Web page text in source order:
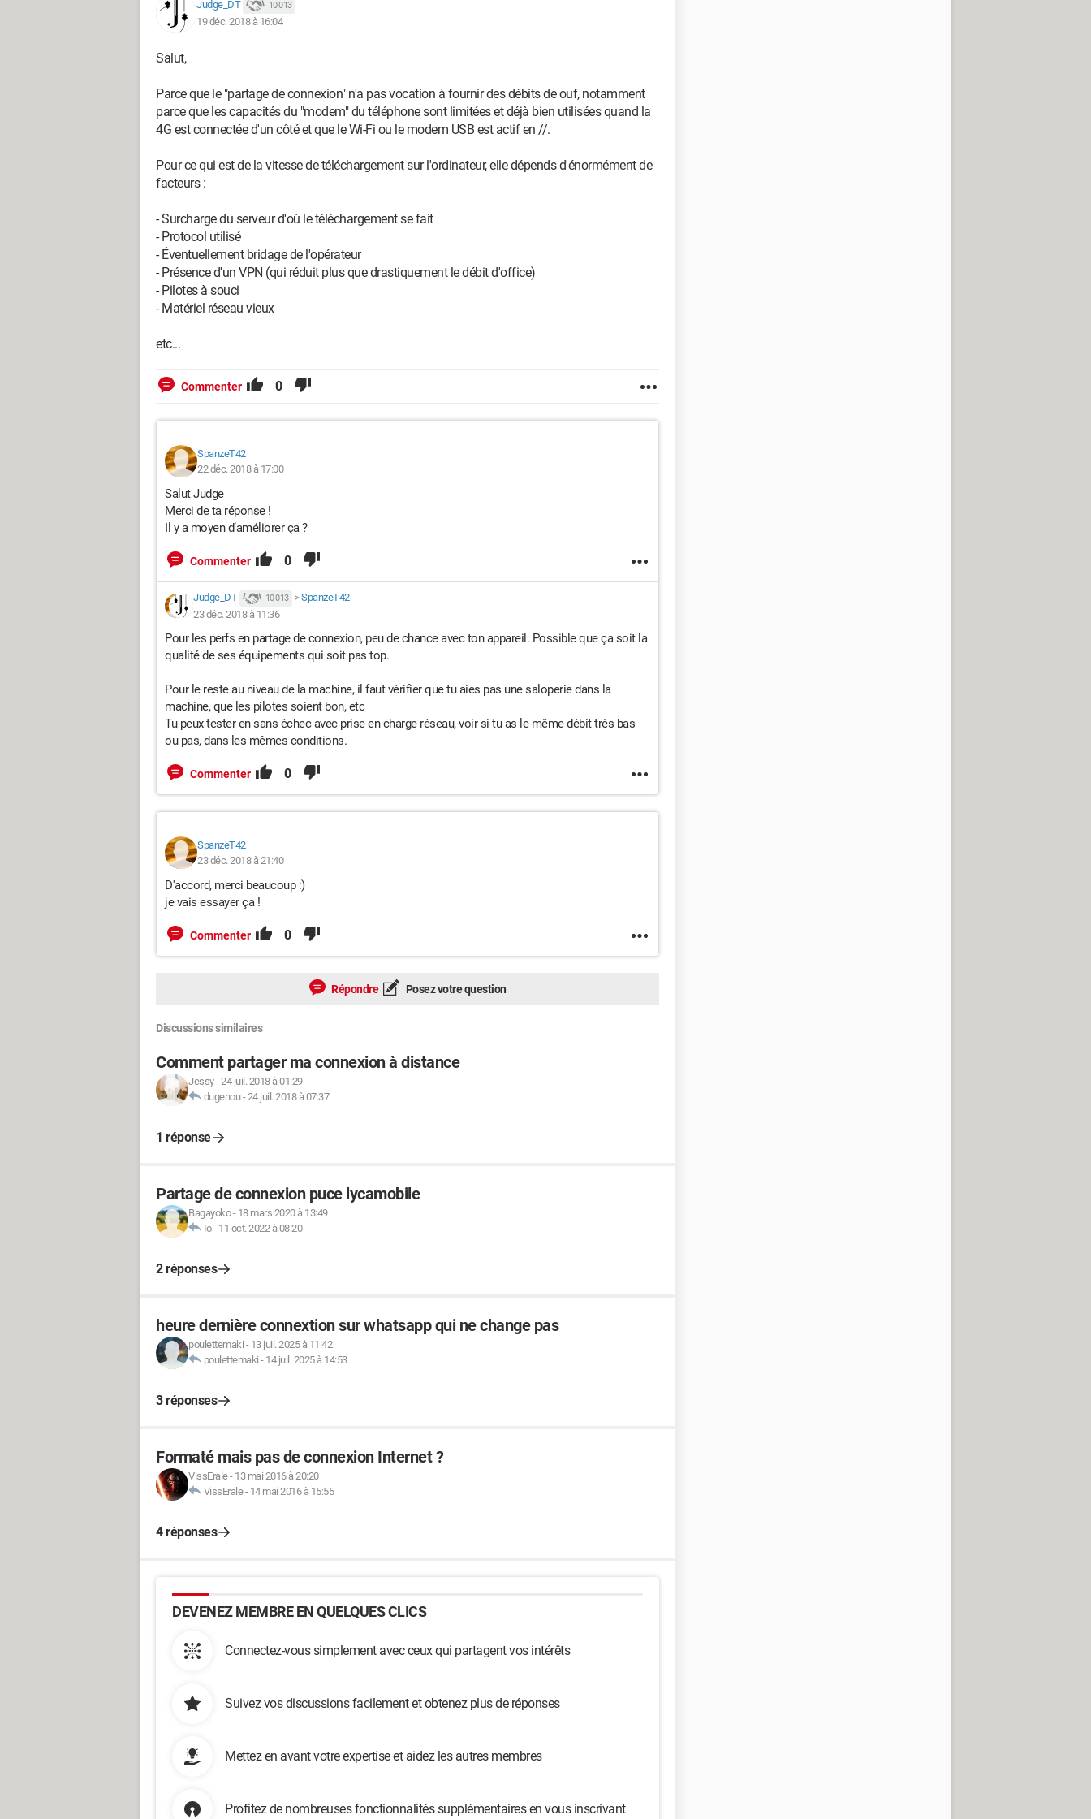
Judge_DT 10 013
19 déc. 2018 à 16:04
Salut,
Parce que le "partage de connexion" n'a pas vocation à fournir des débits de ouf, notamment
parce que les capacités du "modem" du téléphone sont limitées et déjà bien utilisées quand la
4G est connectée d'un côté et que le Wi-Fi ou le modem USB est actif en //.
Pour ce qui est de la vitesse de téléchargement sur l'ordinateur, elle dépends d'énormément de
facteurs :
- Surcharge du serveur d'où le téléchargement se fait
- Protocol utilisé
- Éventuellement bridage de l'opérateur
- Présence d'un VPN (qui réduit plus que drastiquement le débit d'office)
- Pilotes à souci
- Matériel réseau vieux
etc...
Commenter 0
SpanzeT42
22 déc. 2018 à 17:00
Salut Judge
Merci de ta réponse !
Il y a moyen d’améliorer ça ?
Commenter 0
Judge_DT 10 013 > SpanzeT42
23 déc. 2018 à 11:36
Pour les perfs en partage de connexion, peu de chance avec ton appareil. Possible que ça soit la
qualité de ses équipements qui soit pas top.
Pour le reste au niveau de la machine, il faut vérifier que tu aies pas une saloperie dans la
machine, que les pilotes soient bon, etc
Tu peux tester en sans échec avec prise en charge réseau, voir si tu as le même débit très bas
ou pas, dans les mêmes conditions.
Commenter 0
SpanzeT42
23 déc. 2018 à 21:40
D'accord, merci beaucoup :)
je vais essayer ça !
Commenter 0
Répondre Posez votre question
Discussions similaires
Comment partager ma connexion à distance
Jessy-24 juil. 2018 à 01:29
dugenou-24 juil. 2018 à 07:37
1 réponse
Partage de connexion puce lycamobile
Bagayoko- 18 mars 2020 à 13:49
Io- 11 oct. 2022 à 08:20
2 réponses
heure dernière connextion sur whatsapp qui ne change pas
poulettemaki - 13 juil. 2025 à 11:42
poulettemaki - 14 juil. 2025 à 14:53
3 réponses
Formaté mais pas de connexion Internet ?
VissErale- 13 mai 2016 à 20:20
VissErale- 14 mai 2016 à 15:55
4 réponses
DEVENEZ MEMBRE EN QUELQUES CLICS
Connectez-vous simplement avec ceux qui partagent vos intérêts
Suivez vos discussions facilement et obtenez plus de réponses
Mettez en avant votre expertise et aidez les autres membres
Profitez de nombreuses fonctionnalités supplémentaires en vous inscrivant